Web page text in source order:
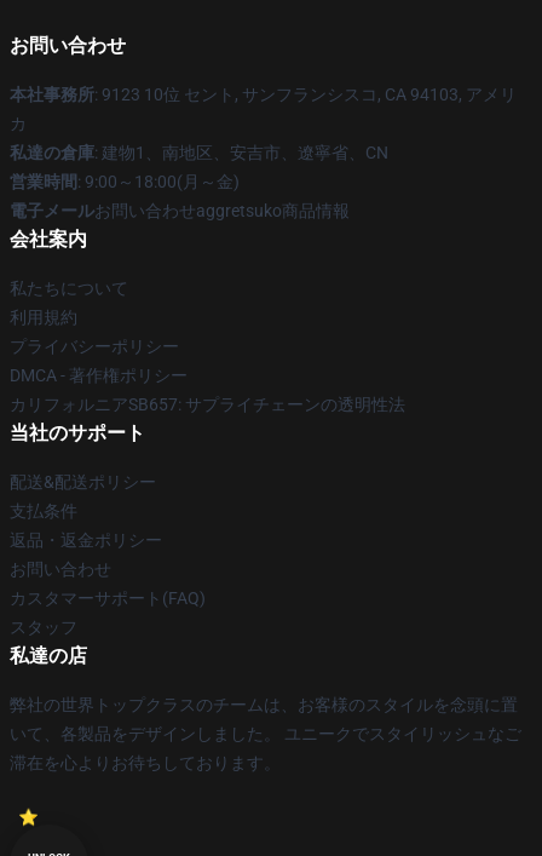
お問い合わせ
本社事務所: 9123 10位 セント, サンフランシスコ, CA 94103, アメリ
カ
私達の倉庫: 建物1、南地区、安吉市、遼寧省、CN
営業時間: 9:00～18:00(月～金)
電子メールお問い合わせaggretsuko商品情報
会社案内
私たちについて
利用規約
プライバシーポリシー
DMCA - 著作権ポリシー
カリフォルニアSB657: サプライチェーンの透明性法
当社のサポート
配送&配送ポリシー
支払条件
返品・返金ポリシー
お問い合わせ
カスタマーサポート(FAQ)
スタッフ
私達の店
弊社の世界トップクラスのチームは、お客様のスタイルを念頭に置
いて、各製品をデザインしました。 ユニークでスタイリッシュなご
滞在を心よりお待ちしております。